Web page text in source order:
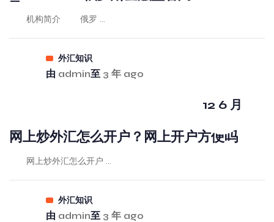
机构简介 俄罗 ...
外汇知识
由 admin至 3 年 ago
12 6 月
网上炒外汇怎么开户？网上开户方便吗
网上炒外汇怎么开户 ...
外汇知识
由 admin至 3 年 ago